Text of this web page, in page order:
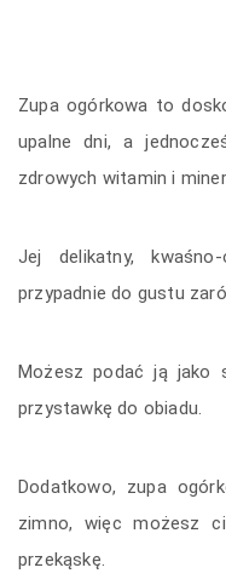
Zupa ogórkowa to
upalne dni, a
zdrowych witamin i
Jej delikatny,
przypadnie do gustu
Możesz podać ją jako
przystawkę do obiadu.
Dodatkowo, zupa
zimno, więc możesz
przekąskę.